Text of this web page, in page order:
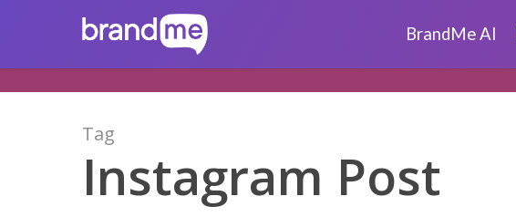
BrandMe AI
Tag
Instagram Post